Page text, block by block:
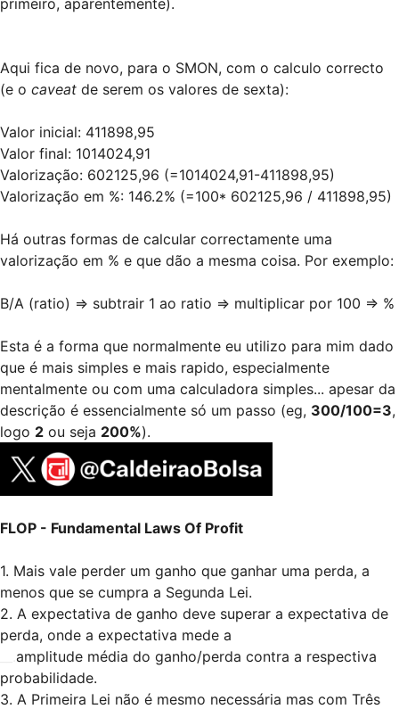
primeiro, aparentemente).
Aqui fica de novo, para o SMON, com o calculo correcto
(e o caveat de serem os valores de sexta):
Valor inicial: 411898,95
Valor final: 1014024,91
Valorização: 602125,96 (=1014024,91-411898,95)
Valorização em %: 146.2% (=100* 602125,96 / 411898,95)
Há outras formas de calcular correctamente uma
valorização em % e que dão a mesma coisa. Por exemplo:
B/A (ratio) => subtrair 1 ao ratio => multiplicar por 100 => %
Esta é a forma que normalmente eu utilizo para mim dado
que é mais simples e mais rapido, especialmente
mentalmente ou com uma calculadora simples... apesar da
descrição é essencialmente só um passo (eg, 300/100=3,
logo 2 ou seja 200%).
FLOP - Fundamental Laws Of Profit
1. Mais vale perder um ganho que ganhar uma perda, a
menos que se cumpra a Segunda Lei.
2. A expectativa de ganho deve superar a expectativa de
perda, onde a expectativa mede a
amplitude média do ganho/perda contra a respectiva
probabilidade.
3. A Primeira Lei não é mesmo necessária mas com Três